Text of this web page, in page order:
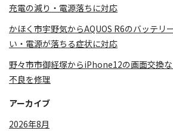
充電の減り・電源落ちに対応
かほく市宇野気からAQUOS R6のバッテリ
い・電源が落ちる症状に対応
野々市市御経塚からiPhone12の画面交換
不良を修理
アーカイブ
2026年8月